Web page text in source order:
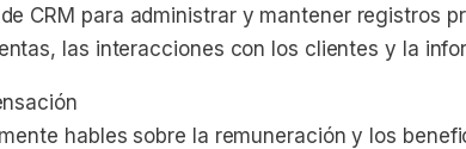
CRM para administrar y mantener registros
las interacciones con los clientes y la
hables sobre la remuneración y los